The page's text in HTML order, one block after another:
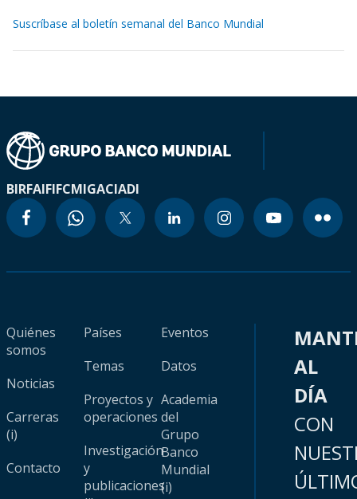
Suscríbase al boletín semanal del Banco Mundial
BIRFAIFIFCMIGACIADI
Quiénes
somos
Noticias
Carreras
(i)
Contacto
Países
Temas
Proyectos y
operaciones
Investigación
y
publicaciones
Eventos
Datos
Academia
del
Grupo
Banco
Mundial
(i)
AL
DÍA
CON